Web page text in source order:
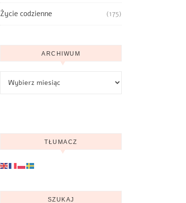
Życie codzienne (175)
ARCHIWUM
TŁUMACZ
SZUKAJ